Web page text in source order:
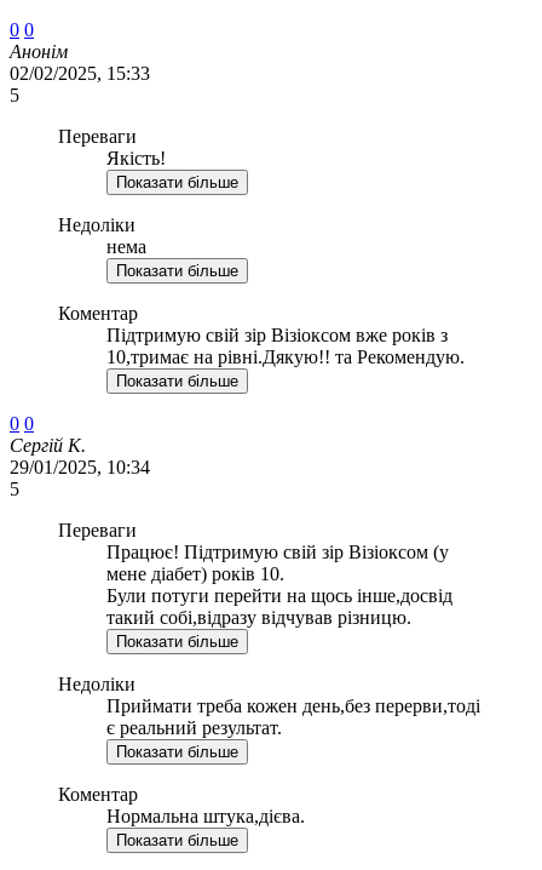
0 0
Анонім
02/02/2025, 15:33
5
Переваги
Якість!
Показати більше
Недоліки
нема
Показати більше
Коментар
Підтримую свій зір Візіоксом вже років з
10,тримає на рівні.Дякую!! та Рекомендую.
Показати більше
0 0
Сергій К.
29/01/2025, 10:34
5
Переваги
Працює! Підтримую свій зір Візіоксом (у
мене діабет) років 10.
Були потуги перейти на щось інше,досвід
такий собі,відразу відчував різницю.
Показати більше
Недоліки
Приймати треба кожен день,без перерви,тоді
є реальний результат.
Показати більше
Коментар
Нормальна штука,дієва.
Показати більше